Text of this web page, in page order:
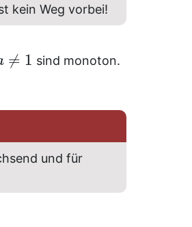
kein Weg vorbei!
≠ 1 sind monoton.
und für